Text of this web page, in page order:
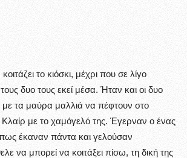
το κιόσκι, μέχρι που σε λίγο
δυο τους εκεί μέσα. Ήταν και οι δυο
με τα μαύρα μαλλιά να πέφτουν στο
με το χαμόγελό της. Έγερναν ο ένας
έκαναν πάντα και γελούσαν
να μπορεί να κοιτάξει πίσω, τη δική της